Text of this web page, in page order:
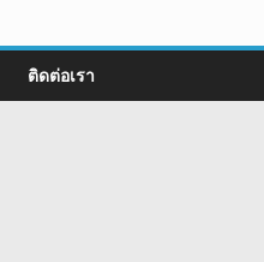
ติดต่อเรา